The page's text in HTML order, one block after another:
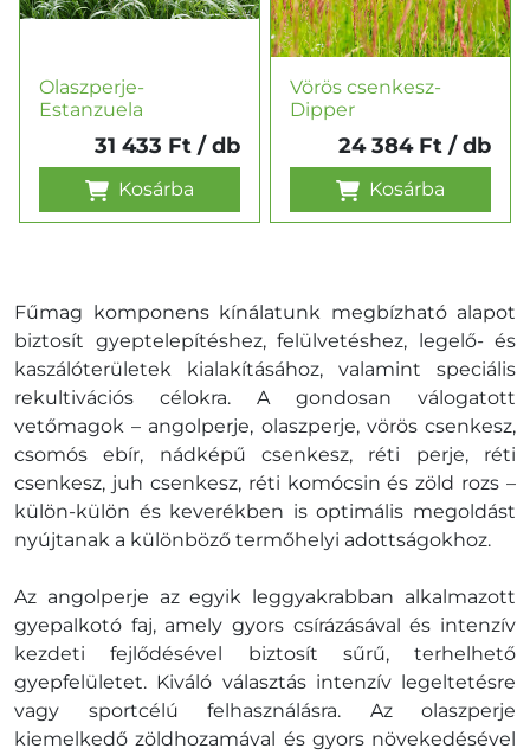
Olaszperje-
Estanzuela
31 433 Ft/ db
Kosárba
Vörös csenkesz-
Dipper
24 384 Ft/ db
Kosárba
Fűmag komponens kínálatunk megbízható alapot
biztosít gyeptelepítéshez, felülvetéshez, legelő- és
kaszálóterületek kialakításához, valamint speciális
rekultivációs célokra. A gondosan válogatott
vetőmagok – angolperje, olaszperje, vörös csenkesz,
csomós ebír, nádképű csenkesz, réti perje, réti
csenkesz, juh csenkesz, réti komócsin és zöld rozs –
külön-külön és keverékben is optimális megoldást
nyújtanak a különböző termőhelyi adottságokhoz.
Az angolperje az egyik leggyakrabban alkalmazott
gyepalkotó faj, amely gyors csírázásával és intenzív
kezdeti fejlődésével biztosít sűrű, terhelhető
gyepfelületet. Kiváló választás intenzív legeltetésre
vagy sportcélú felhasználásra. Az olaszperje
kiemelkedő zöldhozamával és gyors növekedésével